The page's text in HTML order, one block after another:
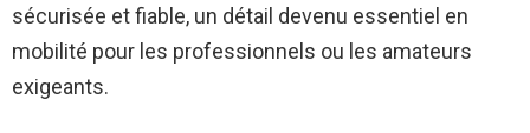
sécurisée et fiable, un détail devenu essentiel en
mobilité pour les professionnels ou les amateurs
exigeants.